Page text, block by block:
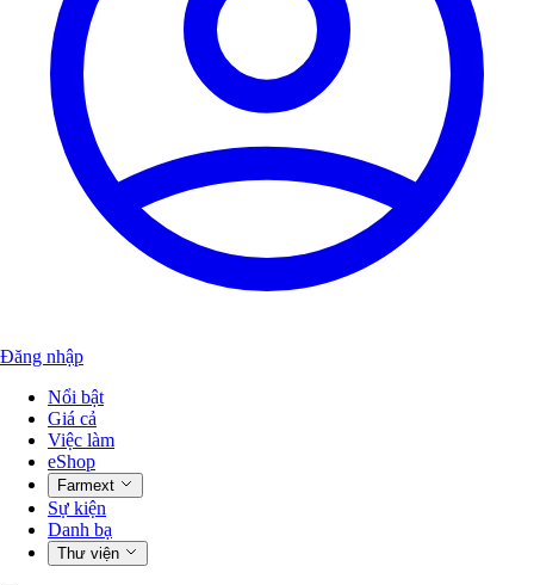
Đăng nhập
Nổi bật
Giá cả
Việc làm
eShop
Farmext
Sự kiện
Danh bạ
Thư viện